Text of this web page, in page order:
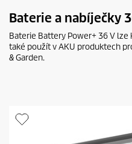
k
.
Baterie a nabíječky
Baterie Battery Power+ 36 V
také použít v AKU produktech
& Garden.